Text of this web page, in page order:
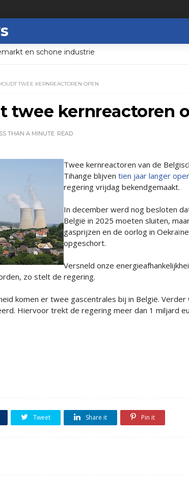
en schone industrie
TWEE KERNREACTOREN OPEN
twee kernreactoren
THAN A MINUTE READ
Twee kernreactoren van de
Tihange blijven tien jaar langer
regering vrijdag bekendgemaakt.
In december werd nog besloten
België in 2025 moeten sluiten,
gasprijzen en de oorlog in
opgeschort.
Versneld onze
zo stelt de regering.
komen er twee gascentrales bij in België.
Hiervoor trekt de regering meer dan 1 miljard
Tweet Share it Pin it